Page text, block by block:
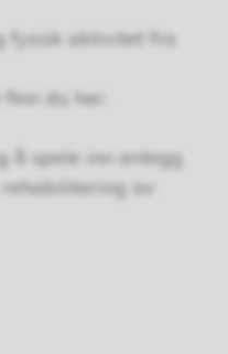
fysisk aktivitet fra
du her.
å spele inn anlegg
av